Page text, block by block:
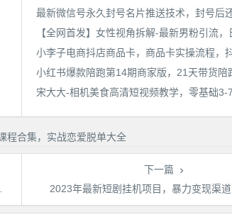
【全网首发】女性视角拆解-最新男粉引流
下一篇
2023年最新短剧挂机项目，暴力变现渠道